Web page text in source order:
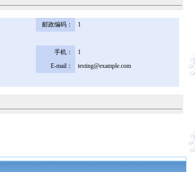
邮政编码：
1
手机：
1
E-mail：
testing@example.com